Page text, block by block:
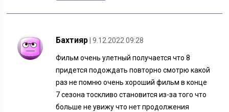
Бахтияр | 9.12.2022 09:28
Фильм очень улетный получается что 8
придется подождать повторно смотрю какой
раз не помню очень хороший фильм в конце
7 сезона тоскливо становится из-за того что
больше не увижу что нет продолжения